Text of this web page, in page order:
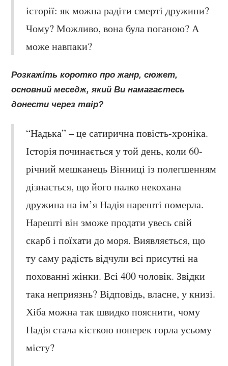
історії: як можна радіти смерті дружини?
Чому? Можливо, вона була поганою? А
може навпаки?
Розкажіть коротко про жанр, сюжет,
основний меседж, який Ви намагаєтесь
донести через твір?
“Надька” – це сатирична повість-хроніка.
Історія починається у той день, коли 60-
річний мешканець Вінниці із полегшенням
дізнається, що його палко некохана
дружина на ім’я Надія нарешті померла.
Нарешті він зможе продати увесь свій
скарб і поїхати до моря. Виявляється, що
ту саму радість відчули всі присутні на
похованні жінки. Всі 400 чоловік. Звідки
така неприязнь? Відповідь, власне, у книзі.
Хіба можна так швидко пояснити, чому
Надія стала кісткою поперек горла усьому
місту?